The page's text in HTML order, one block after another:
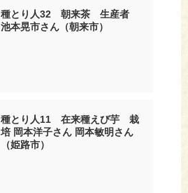
種とり人32 朝来茶 生産者
池本晃市さん（朝来市）
種とり人11 在来種えび芋 栽
培 岡本洋子さん 岡本敏明さん
（姫路市）